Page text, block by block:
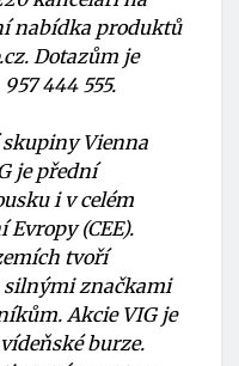
nabídka produktů
Dotazům je
444 555.
skupiny Vienna
je přední
i v celém
(CEE).
tvoří
silnými značkami
Akcie VIG je
burze.